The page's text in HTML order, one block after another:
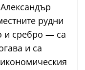
рудни
и сребро — са
и са